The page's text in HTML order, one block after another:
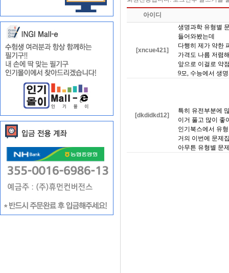
아이디
[xncue421]
생명과학 유형별
들어와봤는데
다행히 제가 약한
가격도 나름 저렴
앞으로 이걸로 약
9모, 수능에서 생
[dkdidkd12]
특히 유전부분에
이거 풀고 많이 좋
인기북스에서 유
거의 이번에 문제
아무튼 유형별 문